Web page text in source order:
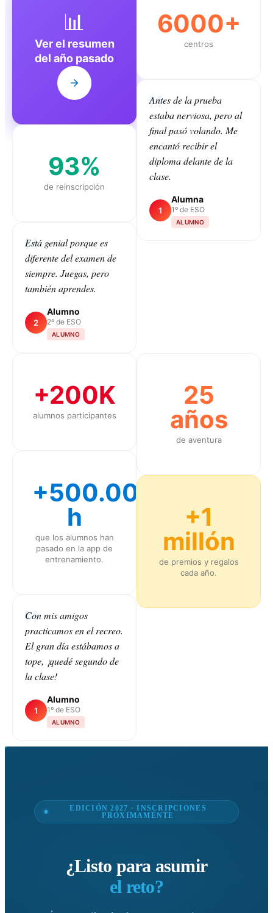
📊
Ver el resumen
del año pasado
93%
de reinscripción
Está genial porque es
diferente del examen de
siempre. Juegas, pero
también aprendes.
2
Alumno
2º de ESO
ALUMNO
6000+
centros
Antes de la prueba
estaba nerviosa, pero al
final pasó volando. Me
encantó recibir el
diploma delante de la
clase.
1
Alumna
1º de ESO
ALUMNO
+200K
alumnos participantes
+500.000
h
que los alumnos han
pasado en la app de
entrenamiento.
Con mis amigos
practicamos en el recreo.
El gran día estábamos a
tope, ¡quedé segundo de
la clase!
1
Alumno
1º de ESO
ALUMNO
25
años
de aventura
+1
millón
de premios y regalos
cada año.
EDICIÓN 2027 · INSCRIPCIONES
PRÓXIMAMENTE
¿Listo para asumir
el reto?